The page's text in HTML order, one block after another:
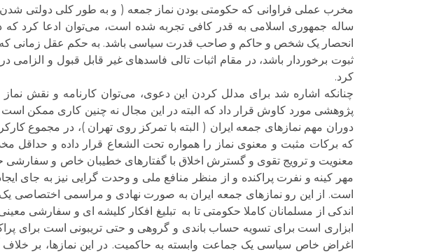
مخرب عملی فراوانی که حکومتی بودن نماز جمعه ( و به طور کلی دولتی
ساله جمهوری اسلامی به قدر کافی تجربه شده است، می‌‌توان ادعا کرد که
انحصار یک شخص و حاکم و صاحب قدرت سیاسی باشد. به حکم عقل زمانی که یک
ثبوت برخوردار باشد، در مقام اثبات تالی فاسدهای غیر قابل قبول و
کرد.
چنانکه اشاره شد برای مدلل کردن این دعوی، می‌‌توان کارنامه و نقش
پژوهشی مورد کاوش قرار داد که البته در این مجال نه چنین کاری ممکن
دوران مهم نمازهای جمعه ایران ( البته با تمرکز روی تهران )، در مجموع
که برکات مثبت و معنوی نماز را همواره تحت الشعاع قرار داده و حداقل
معنویت و ترویج تقوی و گسترش اخلاق با گفتارهای خطیبان خاص و سفارشی
مهر کینه و نفرت پراکنده و از منظر منافع ملی و وحدت گرایی نیز به جای
است. از این رو نمازهای جمعه ایران به صورت نهادی و مراسمی اختصاصی
اندکی از مسلمانان کاملا حکومتی تا به تبلیغ افکار کلیشه ای و سفارشی
ابزاری است برای تسویه حساب باندی و گروهی و حتی تریبونی است برای
اغراض خاص سیاسی یک جماعت وابسته به حاکمیت. در این نمازها، بر